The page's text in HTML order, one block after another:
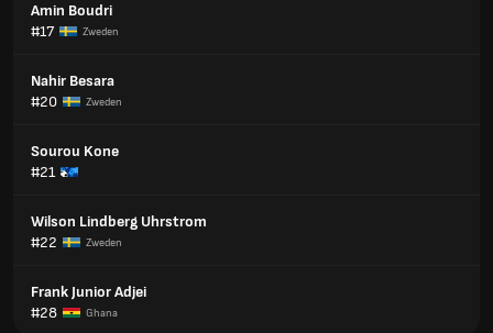
Amin Boudri
#17
Zweden
Nahir Besara
#20
Zweden
Sourou Kone
#21
Wilson Lindberg Uhrstrom
#22
Zweden
Frank Junior Adjei
#28
Ghana